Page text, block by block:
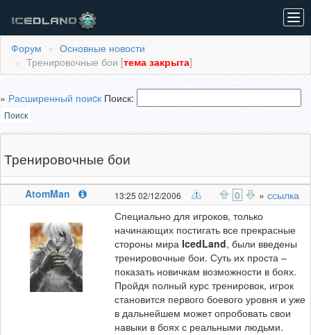
Форум
Основные новости
Тренировочные бои [тема закрыта]
» Расширенный поиcк Поиск:
Поиск
Тренировочные бои
AtomMan 13:25 02/12/2006 0 » ссылка
Специально для игроков, только
начинающих постигать все прекрасные
стороны мира IcedLand, были введены
тренировочные бои. Суть их проста –
показать новичкам возможности в боях.
Пройдя полный курс тренировок, игрок
становится первого боевого уровня и уже
в дальнейшем может опробовать свои
навыки в боях с реальными людьми.